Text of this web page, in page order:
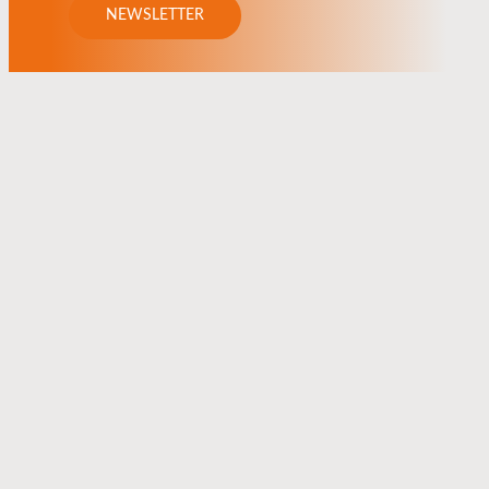
NEWSLETTER